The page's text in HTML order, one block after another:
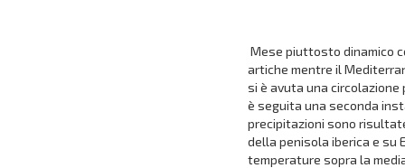
Mese piuttosto dinamico
artiche mentre il
si è avuta una
è seguita una seconda
precipitazioni sono
della penisola iberica e su
temperature sopra la